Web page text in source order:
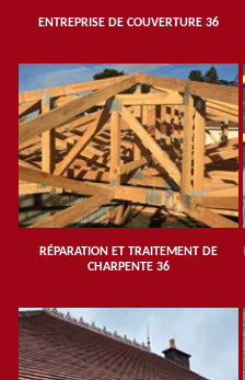
ENTREPRISE DE COUVERTURE 36
RÉPARATION ET TRAITEMENT DE
CHARPENTE 36